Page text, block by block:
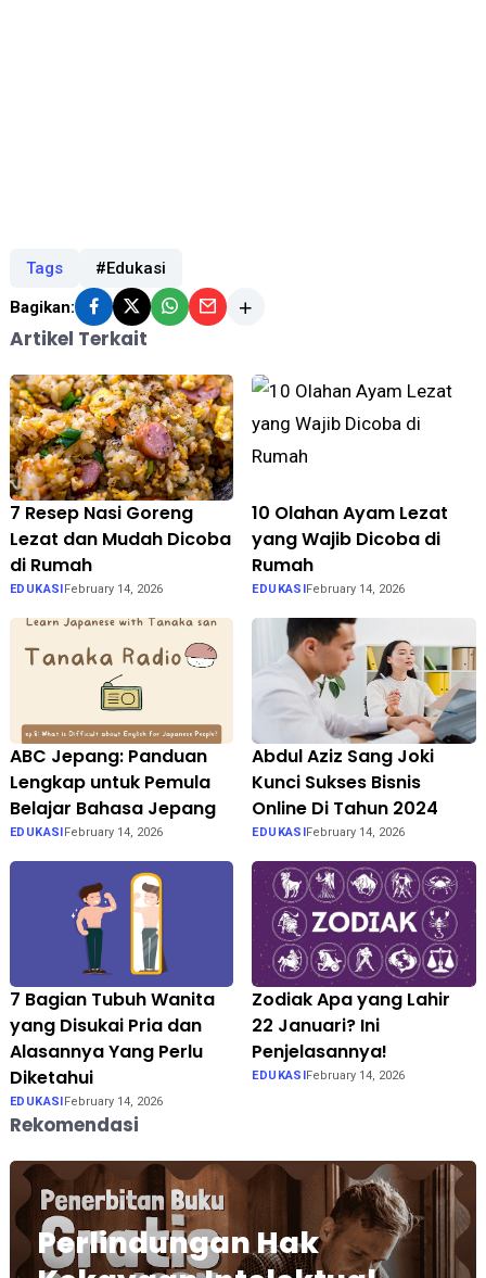
Tags #Edukasi
Bagikan:
Artikel Terkait
7 Resep Nasi Goreng
Lezat dan Mudah Dicoba
di Rumah
EDUKASIFebruary 14, 2026
10 Olahan Ayam Lezat
yang Wajib Dicoba di
Rumah
EDUKASIFebruary 14, 2026
ABC Jepang: Panduan
Lengkap untuk Pemula
Belajar Bahasa Jepang
EDUKASIFebruary 14, 2026
Abdul Aziz Sang Joki
Kunci Sukses Bisnis
Online Di Tahun 2024
EDUKASIFebruary 14, 2026
7 Bagian Tubuh Wanita
yang Disukai Pria dan
Alasannya Yang Perlu
Diketahui
EDUKASIFebruary 14, 2026
Zodiak Apa yang Lahir
22 Januari? Ini
Penjelasannya!
EDUKASIFebruary 14, 2026
Rekomendasi
Perlindungan Hak